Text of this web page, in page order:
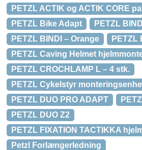
PETZL ACTIK og ACTIK CORE
PETZL Bike Adapt
PETZL
PETZL BINDI – Orange
PETZL
PETZL Caving Helmet
PETZL CROCHLAMP L – 4 stk.
PETZL Cykelstyr
PETZL DUO PRO ADAPT
PETZL DUO Z2
PETZL FIXATION TACTIKKA
Petzl Forlængerledning